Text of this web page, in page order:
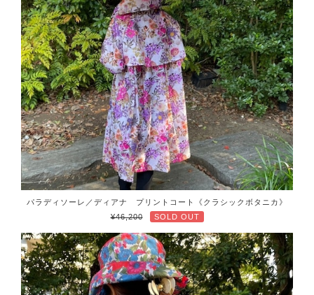
パラディソーレ／ディアナ プリントコート《クラシックボタニカ》
¥46,200
SOLD OUT